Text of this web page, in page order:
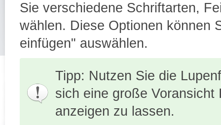
Sie verschiedene Schriftarten,
wählen. Diese Optionen können
einfügen" auswählen.
Tipp: Nutzen Sie die
sich eine große Voransicht
anzeigen zu lassen.